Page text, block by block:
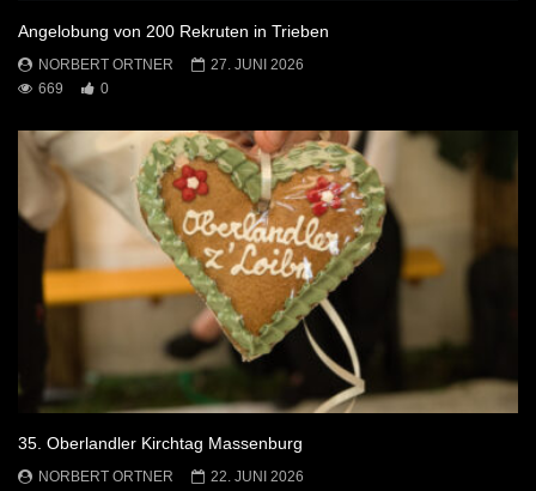
Angelobung von 200 Rekruten in Trieben
NORBERT ORTNER
27. JUNI 2026
669
0
35. Oberlandler Kirchtag Massenburg
NORBERT ORTNER
22. JUNI 2026